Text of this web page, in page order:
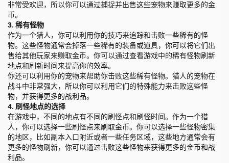
非常受欢迎，所以你可以通过捕捉并出售这些宠物来赚取更多的金
币。
3. 稀有怪物
作为一个猎人，你可以利用你的技巧来追踪和击败一些稀有的怪
物。这些怪物通常会掉落一些稀有的装备或道具，你可以将它们出
售给其他玩家来赚取金币。你可以通过查看游戏中的稀有怪物刷新
地点和刷新时间来提高你的效率。
你还可以利用你的宠物来帮助你击败这些稀有怪物。猎人的宠物在
战斗中非常强大，所以你可以利用它们的特殊能力来击败这些怪
物，并获得更多的战利品。
4. 刷怪地点的选择
在游戏中，不同的地点有不同的刷怪点和刷怪时间。作为一个猎
人，你可以选择一些刷怪点来刷取金币。你可以选择一些怪物密集
的地区，比如副本入口附近或者一些任务区域，这些地方通常会有
更多的怪物刷新，你可以通过击败这些怪物来获得更多的金币和战
利品。